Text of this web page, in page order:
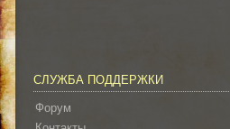
СЛУЖБА ПОДДЕРЖКИ
Форум